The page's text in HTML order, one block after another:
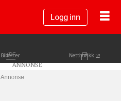
Logg inn
Billetter Nettbutikk
Annonse